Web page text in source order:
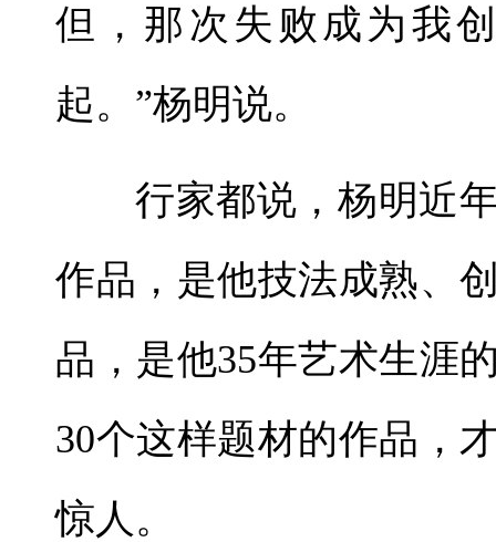
但，那次失败成为我
起。”杨明说。
行家都说，杨明近
作品，是他技法成熟、
品，是他35年艺术生涯
30个这样题材的作品，
惊人。